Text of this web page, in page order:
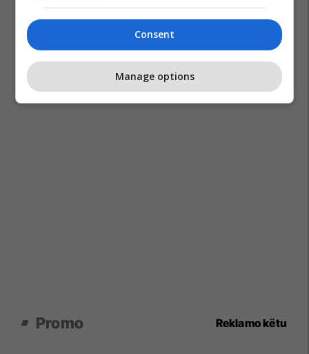
Promo Reklamo këtu
Consent
Manage options